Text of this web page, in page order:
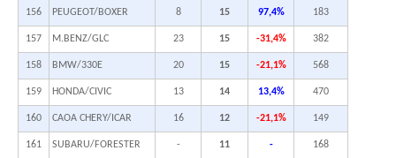
156 PEUGEOT/BOXER 8 15 97,4% 183
157 M.BENZ/GLC 23 15 -31,4% 382
158 BMW/330E 20 15 -21,1% 568
159 HONDA/CIVIC 13 14 13,4% 470
160 CAOA CHERY/ICAR 16 12 -21,1% 149
161 SUBARU/FORESTER - 11 - 168